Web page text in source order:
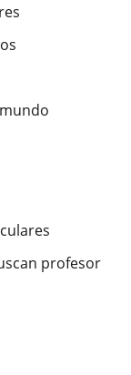
profesor